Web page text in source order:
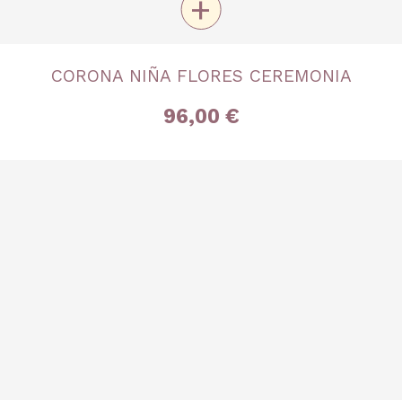
Única
+
CORONA NIÑA FLORES CEREMONIA
96,00 €